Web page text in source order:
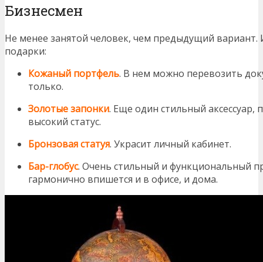
Бизнесмен
Не менее занятой человек, чем предыдущий вариант.
подарки:
Кожаный портфель. В нем можно перевозить
только.
Золотые запонки. Еще один стильный
высокий статус.
Бронзовая статуя. Украсит личный кабинет.
Бар-глобус. Очень стильный и функциональный
гармонично впишется и в офисе, и дома.